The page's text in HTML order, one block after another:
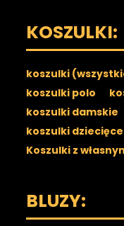
KOSZULKI:
koszulki
koszulki polo
koszulki damskie
koszulki dziecięce
Koszulki z
BLUZY: